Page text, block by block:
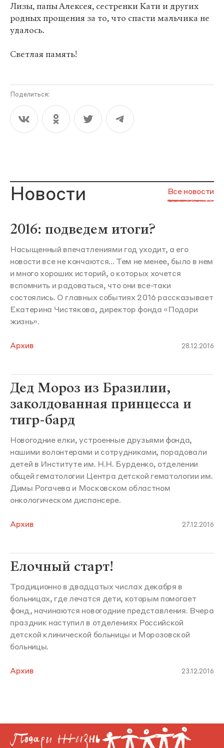
Лизы, папы Алексея, сестренки Кати и других
родных прощения за то, что спасти мальчика не
удалось.
Светлая память!
Поделиться:
Новости Все новости
2016: подведем итоги?
Насыщенный впечатлениями год уходит, а его
новости все не кончаются... Тем не менее, было в нем
и много хороших историй, о которых хочется
вспомнить и радоваться, что они все-таки
состоялись. О главных событиях 2016 рассказывает
Екатерина Чистякова, директор фонда «Подари
жизнь».
Архив 28.12.2016
Дед Мороз из Бразилии,
заколдованная принцесса и
тигр-бард
Новогодние елки, устроенные друзьями фонда,
нашими волонтерами и сотрудниками, порадовали
детей в Институте им. Н.Н. Бурденко, отделении
общей гематологии Центра детской гематологии им.
Димы Рогачева и Московском областном
онкологическом диспансере.
Архив 27.12.2016
Елочный старт!
Традиционно в двадцатых числах декабря в
больницах, где лечатся дети, которым помогает
фонд, начинаются новогодние представления. Вчера
праздник наступил в отделениях Российской
детской клинической больницы и Морозовской
больницы.
Архив 23.12.2016